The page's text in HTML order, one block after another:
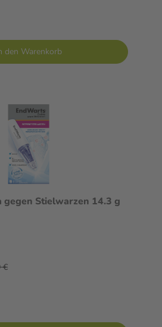
den Warenkorb
gegen Stielwarzen 14.3 g
€